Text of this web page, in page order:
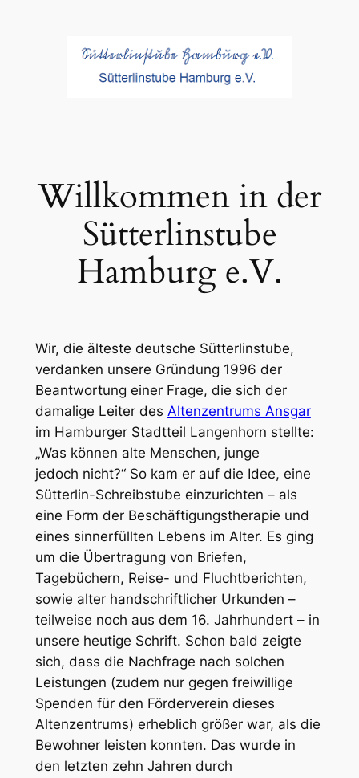
Willkommen in der
Sütterlinstube
Hamburg e.V.
Wir, die älteste deutsche Sütterlinstube,
verdanken unsere Gründung 1996 der
Beantwortung einer Frage, die sich der
damalige Leiter des Altenzentrums Ansgar
im Hamburger Stadtteil Langenhorn stellte:
„Was können alte Menschen, junge
jedoch nicht?“ So kam er auf die Idee, eine
Sütterlin-Schreibstube einzurichten – als
eine Form der Beschäftigungstherapie und
eines sinnerfüllten Lebens im Alter. Es ging
um die Übertragung von Briefen,
Tagebüchern, Reise- und Fluchtberichten,
sowie alter handschriftlicher Urkunden –
teilweise noch aus dem 16. Jahrhundert – in
unsere heutige Schrift. Schon bald zeigte
sich, dass die Nachfrage nach solchen
Leistungen (zudem nur gegen freiwillige
Spenden für den Förderverein dieses
Altenzentrums) erheblich größer war, als die
Bewohner leisten konnten. Das wurde in
den letzten zehn Jahren durch